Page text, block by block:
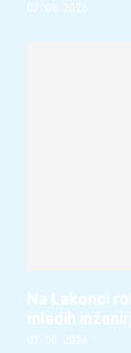
07. 08. 2026
Na Lakonci
mladih
07. 08. 2026